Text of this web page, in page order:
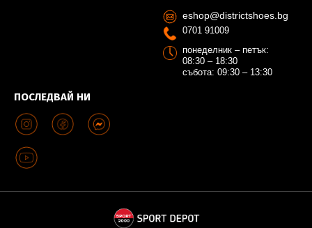
ПОСЛЕДВАЙ НИ
eshop@districtshoes.bg
0701 91009
понеделник – петък:
08:30 – 18:30
събота: 09:30 – 13:30